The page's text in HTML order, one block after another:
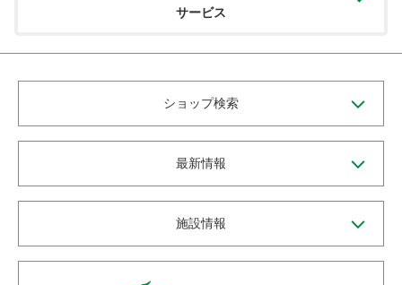
サービス
ショップ検索
最新情報
施設情報